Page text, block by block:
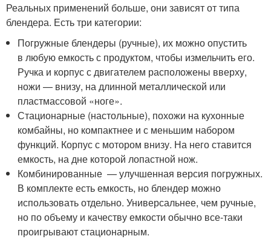
Реальных применений больше, они зависят от типа
блендера. Есть три категории:
Погружные блендеры (ручные), их можно опустить
в любую емкость с продуктом, чтобы измельчить его.
Ручка и корпус с двигателем расположены вверху,
ножи — внизу, на длинной металлической или
пластмассовой «ноге».
Стационарные (настольные), похожи на кухонные
комбайны, но компактнее и с меньшим набором
функций. Корпус с мотором внизу. На него ставится
емкость, на дне которой лопастной нож.
Комбинированные — улучшенная версия погружных.
В комплекте есть емкость, но блендер можно
использовать отдельно. Универсальнее, чем ручные,
но по объему и качеству емкости обычно все-таки
проигрывают стационарным.